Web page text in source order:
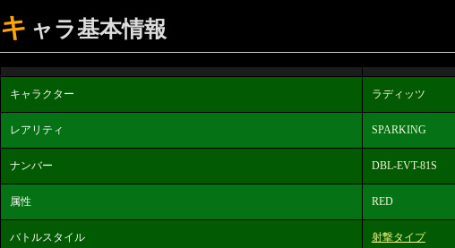
キ ャラ基本情報
キャラクター ラディッツ
レアリティ SPARKING
ナンバー DBL-EVT-81S
属性 RED
バトルスタイル 射撃タイプ